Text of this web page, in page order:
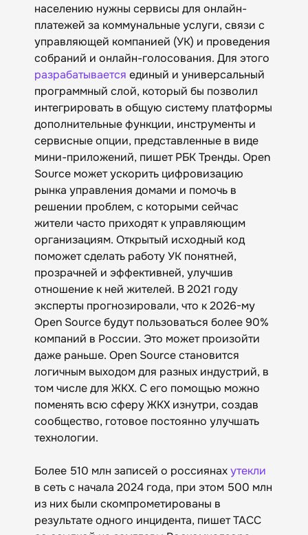
населению нужны сервисы для онлайн-
платежей за коммунальные услуги, связи с
управляющей компанией (УК) и проведения
собраний и онлайн-голосования. Для этого
разрабатывается единый и универсальный
программный слой, который бы позволил
интегрировать в общую систему платформы
дополнительные функции, инструменты и
сервисные опции, представленные в виде
мини-приложений, пишет РБК Тренды. Open
Source может ускорить цифровизацию
рынка управления домами и помочь в
решении проблем, с которыми сейчас
жители часто приходят к управляющим
организациям. Открытый исходный код
поможет сделать работу УК понятней,
прозрачней и эффективней, улучшив
отношение к ней жителей. В 2021 году
эксперты прогнозировали, что к 2026-му
Open Source будут пользоваться более 90%
компаний в России. Это может произойти
даже раньше. Open Source становится
логичным выходом для разных индустрий, в
том числе для ЖКХ. С его помощью можно
поменять всю сферу ЖКХ изнутри, создав
сообщество, готовое постоянно улучшать
технологии.
Более 510 млн записей о россиянахутекли
в сеть с начала 2024 года, при этом 500 млн
из них были скомпрометированы в
результате одного инцидента, пишет ТАСС